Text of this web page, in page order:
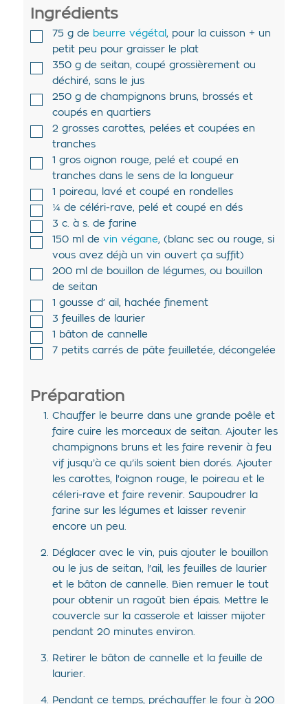
Ingrédients
75 g de beurre végétal , pour la cuisson + un
petit peu pour graisser le plat
350 g de seitan, coupé grossièrement ou
déchiré, sans le jus
250 g de champignons bruns, brossés et
coupés en quartiers
2 grosses carottes, pelées et coupées en
tranches
1 gros oignon rouge, pelé et coupé en
tranches dans le sens de la longueur
1 poireau,
lavé et coupé en rondelles
¼ de céléri-rave, pelé et coupé en dés
3 c. à s. de farine
150 ml de vin végane, (blanc sec ou rouge, si
vous avez déjà un vin ouvert ça suffit)
200 ml de bouillon de légumes, ou bouillon
de seitan
1 gousse d’ ail , hachée finement
3 feuilles de laurier
1
bâton de cannelle
7 petits carrés de pâte feuilletée, décongelée
Préparation
Chauffer le beurre dans une grande poêle et
faire cuire les morceaux de seitan. Ajouter les
champignons bruns et les faire revenir à feu
vif jusqu’à ce qu’ils soient bien dorés. Ajouter
les carottes, l'oignon rouge, le poireau et le
céleri-rave et faire revenir. Saupoudrer la
farine sur les légumes et laisser revenir
encore un peu.
Déglacer avec le vin, puis ajouter le bouillon
ou le jus de seitan, l'ail, les feuilles de laurier
et le bâton de cannelle. Bien remuer le tout
pour obtenir un ragoût bien épais. Mettre le
couvercle sur la casserole et laisser mijoter
pendant 20 minutes environ.
Retirer le bâton de cannelle et la feuille de
laurier.
Pendant ce temps, préchauffer le four à 200